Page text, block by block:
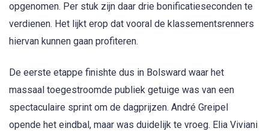
opgenomen. Per stuk zijn daar drie bonificatieseconden te
verdienen. Het lijkt erop dat vooral de klassementsrenners
hiervan kunnen gaan profiteren.
De eerste etappe finishte dus in Bolsward waar het
massaal toegestroomde publiek getuige was van een
spectaculaire sprint om de dagprijzen. André Greipel
opende het eindbal, maar was duidelijk te vroeg. Elia Viviani